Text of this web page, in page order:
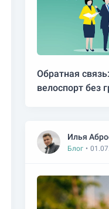
Обратная
велоспорт без
Илья
Блог •